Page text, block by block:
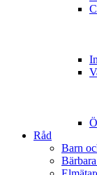
Råd
Barn